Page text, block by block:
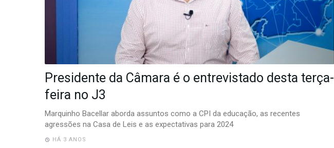
Presidente da Câmara é o entrevistado desta terça-
feira no J3
Marquinho Bacellar aborda assuntos como a CPI da educação, as recentes
agressões na Casa de Leis e as expectativas para 2024
HÁ 3 ANOS